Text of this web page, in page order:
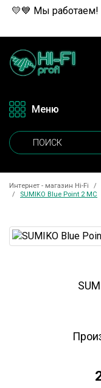
💛💙 Мы работаем!
Меню
Интернет - магазин Hi-Fi
SUMIKO Blue Point 2 MC